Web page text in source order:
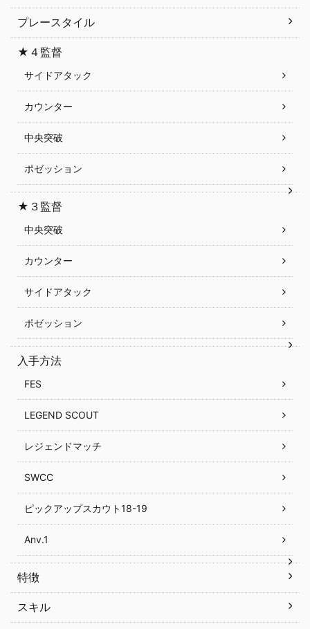
プレースタイル
★４監督
サイドアタック
カウンター
中央突破
ポゼッション
★３監督
中央突破
カウンター
サイドアタック
ポゼッション
入手方法
FES
LEGEND SCOUT
レジェンドマッチ
SWCC
ピックアップスカウト18-19
Anv.1
特徴
スキル